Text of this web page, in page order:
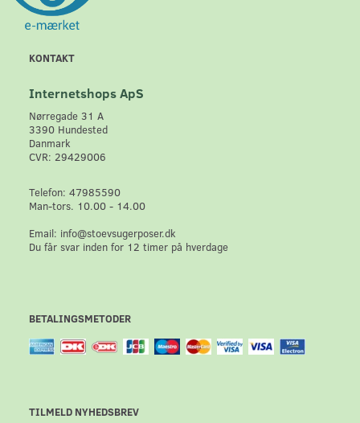
KONTAKT
Internetshops ApS
Nørregade 31 A
3390 Hundested
Danmark
CVR: 29429006
Telefon: 47985590
Man-tors. 10.00 - 14.00
Email: info@stoevsugerposer.dk
Du får svar inden for 12 timer på hverdage
BETALINGSMETODER
TILMELD NYHEDSBREV